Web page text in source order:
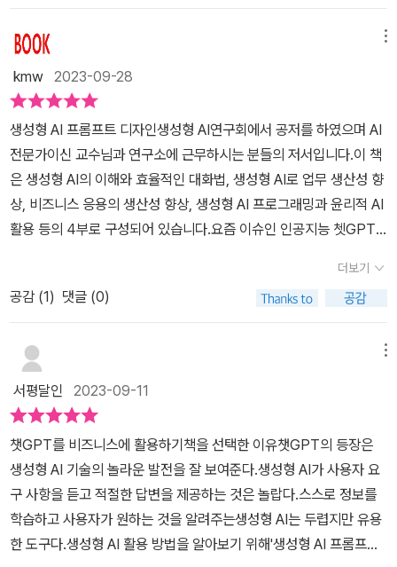
독자들을 도와줄 수 있겠겠다. ​​입문부터 시작하여 프롬프트 디자인
자격 인증 시험까지 해낼 수 있도록 이끌어주는 책이니, 관심이 있는
게 작성한 리뷰입니다
의 평가에 따르면 "풍부한 맥락이 담겨 거의 에세이 수준"의, 매우 높
은 완성도로 답안을 내어놓는다고 합니다. 실제로 현재 3.5버전(최신
은 4.0)만 해도 별반 어색한 점이 없고 쓸만하지만, 답이 더 완벽
에 가까워질 때까지 (우리의) 질문을 더 가다듬어야 합니다. 이것
이 바로 프롬프트 디자인입니다. 책에서도 그런 말을 하는데, 과거(또
는 현재) 네o버 등의 검색창에서 우리가 원하는 정보를 찾을 때에
도 대충 찾으면 엉뚱한 결과만 주루룩 나옵니다. 연관 있는(relevan
t) 검색 키워드를 던져 줘야 검색 엔진이 비로소 제 할 일을 하는데 그
의 활용이 가능합니다(p52). 돋보기 검색창에다 ASK를 입력하면 A
SKUP이란 채널 창이 뜨는데, 이걸 통해 챗봇과 대화할 수 있다는 겁
니다. 그런데 이처럼 챗GPT의 활용 방법이 우리와 아주 가까
운 데 있다는 정보는 유익하지만, 사실 챗봇과의 대화는 AS 등을 요
청할 때 어느 회사와의 채널과도 현재 당장 가능하며, 회사들은 인건
비 절감을 위해 이를 아주 반기며 유도까지 합니다. 다만 이런 챗봇과
의 상담 결과라는 게 아주아주 불만족스럽다는 게 문제지요. 하긴 어
떤 회사는 사람인 상담원조차도 업무에 대해 무지한 탓에 기계
와 별 다른 바가 없기도 합니다만. 적어도 고객 응대에 있어서는 갈 길
이 아주 먼 듯하며, 먼 훗날 기계가 이런 능력까지 만족스럽게 갖춘다
면 그때는 "그런 일자리라도 있었던 과거"를 그리워하는 목소리가 나
올지도 모르겠습니다. 어떤 분들은 ppt를 만들어야 할 때 인터넷 등
이크로소프트에서는 발빠르게 생성형 AI를 활용한 사무용 도구인 M
S Copilot 출시를 앞두고 있습니다.​“생성형 AI 프롬프트 디자인 (생
계적으로 이해할 수 있도록 도와주는 책입니다. 이 책에서는 생성형
AI의 가장 큰 장점, 즉 API를 활용한 다양한 어플리케이션들을 소개
하고 있어 활용성이 매우 높습니다.예를 들어 챗PDF 같은 도구는 P
DF 파일을 기반으로 데이터를 학습하여 요약, 질문, 재구성을 지원하
는 서비스입니다. 논문을 일일이 읽지 않아도 쉽게 논문의 내용을 파
악하는데 큰 도움을 줍니다. 뿐만 아니라 엑셀에서도 Chat GPT를
연동하여 쉽게 활용할 수 있는 방법도 소개하고 있습니다. 생성형 AI
대부분은 대화형으로 구성되어 있으므로 답변을 받은 다음 해당 답변
을 기반으로 질문을 더욱 구체화하여 보다 깊이 있는 답변을 이끌어
절차를 설명하고 있고, 쉽게 따라해볼 수 있도록 구성되어 있다는 것
입니다.​생성형 AI를 사용하면 할수록 부족한 점이 눈에 띄기 시작합
니다. 할루시네이션(Hallucination) 문제가 대표적이지요. 하지만
이러한 부족한 점은 많은 경우 질문을 다듬으면 좀더 나은 결과물을
내놓는 경우가 많습니다. 생성형 AI에서 질문 (혹은 요청)을 프롬프트
(Prompt)라고 합니다. 올바른 답변을 이끌어내기 위해서는 올바른
질문을 디자인하는 것이 필요합니다. 즉 프롬프트 디자인이 필요하다
는 의미입니다. 하지만 인터넷에 프롬프트 디자인이나 예제가 많긴
kmw 2023-09-28
생성형 AI 프롬프트 디자인생성형 AI연구회에서 공저를 하였으며 AI
전문가이신 교수님과 연구소에 근무하시는 분들의 저서입니다.이 책
은 생성형 AI의 이해와 효율적인 대화법, 생성형 AI로 업무 생산성 향
상, 비즈니스 응용의 생산성 향상, 생성형 AI 프로그래밍과 윤리적 AI
활용 등의 4부로 구성되어 있습니다.요즘 이슈인 인공지능 쳇GPT
은 전망으로 프롬프트 디자인에 대해 궁금하여 읽어 보게 됩니다.생
성형 AI기술은 매일 매일 발전하고 인간과 유사한 텍스트를 생성하고
특정작업에대한 지식과 통찰력을 제공할 수 있어서 직장인들의 업무
생산성 향상에 도움을 줍니다.생성형 AI는 새롭고 독창적인 콘텐츠를
다.이러한 모델은 기존 데이터에 대해 교육을 받고 교육 데이터와 유
사한 새 샘플을 생성하기 위해 데이터에 있는 기존 패턴, 구조 및 특성
을 학습합니다.생성형 AI모델은 단순한 분류 또는 예측 작업을 넘어
서는 출력을 생성할 수 있습니다. 훈련 데이터나 유사한 특성을 나타
내지만 직접 복사하거나 반복하지는 않는완전히 새로운 데이터 인스
턴스를 생성할 수 있습니다.이러한 모델은 교육데이터에서 학습한 지
식을 활용하여 다양하고 새로운 샘플을 생성할 수 있습니다.생성형 A
더보기
공감 (1) 댓글 (0)
서평달인 2023-09-11
챗GPT를 비즈니스에 활용하기책을 선택한 이유챗GPT의 등장은
생성형 AI 기술의 놀라운 발전을 잘 보여준다.생성형 AI가 사용자 요
구 사항을 듣고 적절한 답변을 제공하는 것은 놀랍다.스스로 정보를
학습하고 사용자가 원하는 것을 알려주는생성형 AI는 두렵지만 유용
한 도구다.생성형 AI 활용 방법을 알아보기 위해'생성형 AI 프롬프트